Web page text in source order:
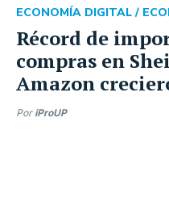
Récord de
compras en
Amazon
ECONOMÍA DIGITAL /
Por iProUP